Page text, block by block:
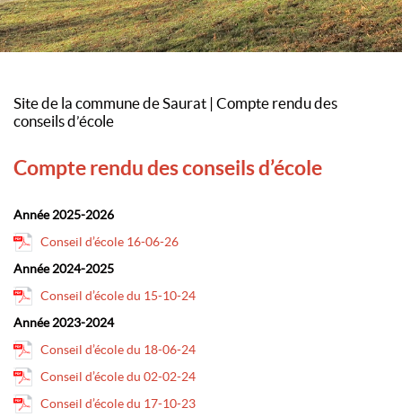
Site de la commune de Saurat
Compte rendu des
conseils d’école
Compte rendu des conseils d’école
Année 2025-2026
Conseil d’école 16-06-26
Année 2024-2025
Conseil d’école du 15-10-24
Année 2023-2024
Conseil d’école du 18-06-24
Conseil d’école du 02-02-24
Conseil d’école du 17-10-23